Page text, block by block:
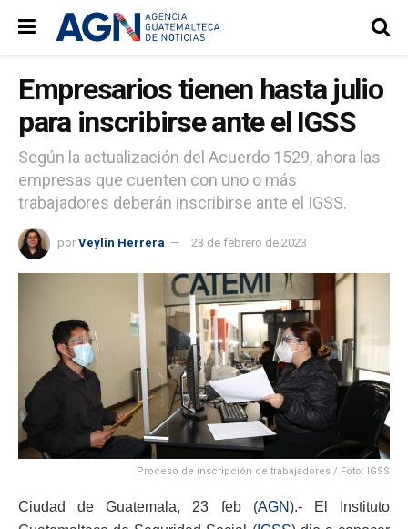
Empresarios tienen hasta julio
para inscribirse ante el IGSS
Según la actualización del Acuerdo 1529, ahora las
empresas que cuenten con uno o más
trabajadores deberán inscribirse ante el IGSS.
por Veylin Herrera 23 de febrero de 2023
Proceso de inscripción de trabajadores / Foto: IGSS
Ciudad de Guatemala, 23 feb (AGN).- El Instituto